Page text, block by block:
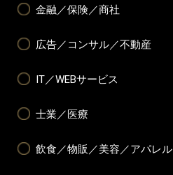
金融／保険／商社
広告／コンサル／不動産
IT／WEBサービス
士業／医療
飲食／物販／美容／アパレル